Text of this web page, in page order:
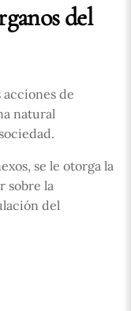
del
acciones de
natural
se le otorga la
sobre la
del